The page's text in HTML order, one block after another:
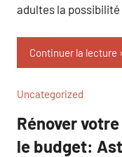
adultes la
Continuer la lecture
Uncategorized
Rénover
le budget: